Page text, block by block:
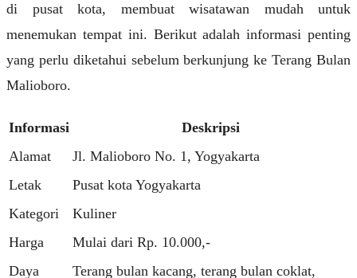
di pusat kota, membuat wisatawan mudah untuk
menemukan tempat ini. Berikut adalah informasi penting
yang perlu diketahui sebelum berkunjung ke Terang Bulan
Malioboro.
Informasi
Deskripsi
Alamat
Jl. Malioboro No. 1, Yogyakarta
Letak
Pusat kota Yogyakarta
Kategori
Kuliner
Harga
Mulai dari Rp. 10.000,-
Daya
Terang bulan kacang, terang bulan coklat,